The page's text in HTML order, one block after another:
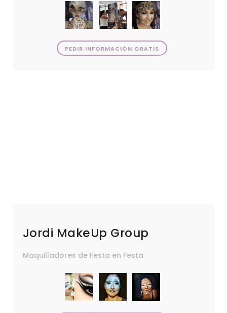
PEDIR INFORMACIÓN GRATIS
Jordi MakeUp Group
Maquilladores de Festa en Festa